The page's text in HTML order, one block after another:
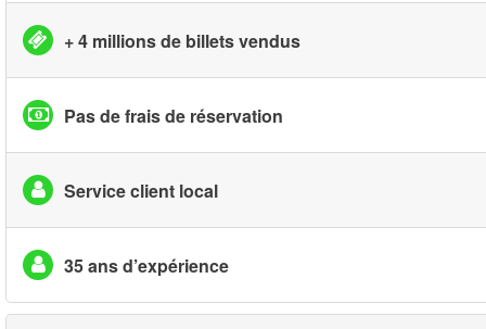
+ 4 millions de billets vendus
Pas de frais de réservation
Service client local
35 ans d’expérience